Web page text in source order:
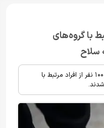
۱۰۰ نفر مرتبط با گروه‌های
سردار رادان: در عملیات اخیر، بیش از ۱۰۰ نفر از افراد مرتبط با